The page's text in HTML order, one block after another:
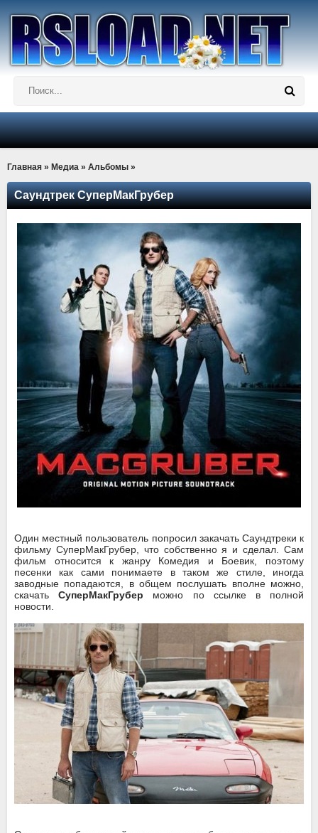
Главная » Медиа » Альбомы »
Саундтрек СуперМакГрубер
Один местный пользователь попросил закачать Саундтреки к
фильму СуперМакГрубер, что собственно я и сделал. Сам
фильм относится к жанру Комедия и Боевик, поэтому
песенки как сами понимаете в таком же стиле, иногда
заводные попадаются, в общем послушать вполне можно,
скачатьСуперМакГрубер можно по ссылке в полной
новости.